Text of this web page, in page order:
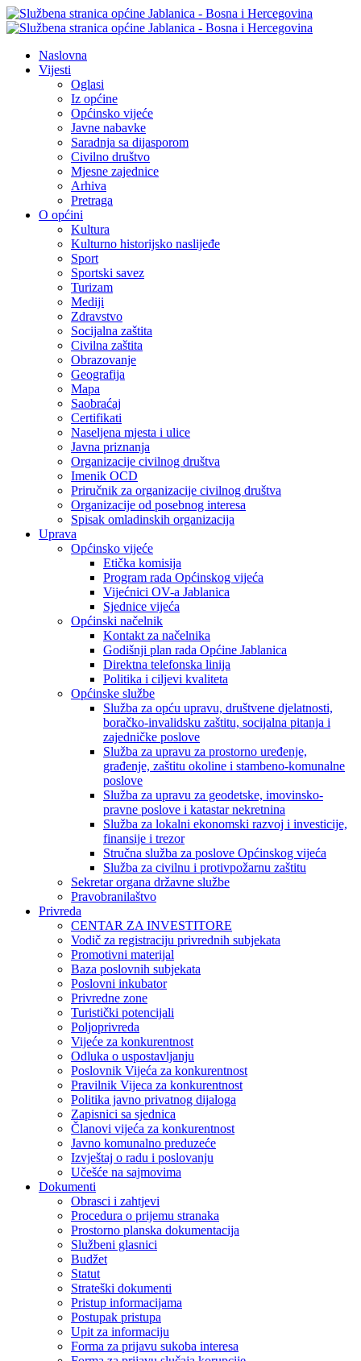
Naslovna
Vijesti
Oglasi
Iz općine
Općinsko vijeće
Javne nabavke
Saradnja sa dijasporom
Civilno društvo
Mjesne zajednice
Arhiva
Pretraga
O općini
Kultura
Kulturno historijsko naslijeđe
Sport
Sportski savez
Turizam
Mediji
Zdravstvo
Socijalna zaštita
Civilna zaštita
Obrazovanje
Geografija
Mapa
Saobraćaj
Certifikati
Naseljena mjesta i ulice
Javna priznanja
Organizacije civilnog društva
Imenik OCD
Priručnik za organizacije civilnog društva
Organizacije od posebnog interesa
Spisak omladinskih organizacija
Uprava
Općinsko vijeće
Etička komisija
Program rada Općinskog vijeća
Vijećnici OV-a Jablanica
Sjednice vijeća
Općinski načelnik
Kontakt za načelnika
Godišnji plan rada Općine Jablanica
Direktna telefonska linija
Politika i ciljevi kvaliteta
Općinske službe
Služba za opću upravu, društvene djelatnosti,
boračko-invalidsku zaštitu, socijalna pitanja i
zajedničke poslove
Služba za upravu za prostorno uređenje,
građenje, zaštitu okoline i stambeno-komunalne
poslove
Služba za upravu za geodetske, imovinsko-
pravne poslove i katastar nekretnina
Služba za lokalni ekonomski razvoj i investicije,
finansije i trezor
Stručna služba za poslove Općinskog vijeća
Služba za civilnu i protivpožarnu zaštitu
Sekretar organa državne službe
Pravobranilaštvo
Privreda
CENTAR ZA INVESTITORE
Vodič za registraciju privrednih subjekata
Promotivni materijal
Baza poslovnih subjekata
Poslovni inkubator
Privredne zone
Turistički potencijali
Poljoprivreda
Vijeće za konkurentnost
Odluka o uspostavljanju
Poslovnik Vijeća za konkurentnost
Pravilnik Vijeca za konkurentnost
Politika javno privatnog dijaloga
Zapisnici sa sjednica
Članovi vijeća za konkurentnost
Javno komunalno preduzeće
Izvještaj o radu i poslovanju
Učešće na sajmovima
Dokumenti
Obrasci i zahtjevi
Procedura o prijemu stranaka
Prostorno planska dokumentacija
Službeni glasnici
Budžet
Statut
Strateški dokumenti
Pristup informacijama
Postupak pristupa
Upit za informaciju
Forma za prijavu sukoba interesa